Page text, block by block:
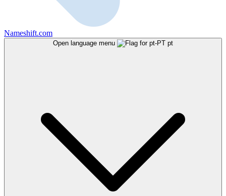
Nameshift.com
Open language menu pt